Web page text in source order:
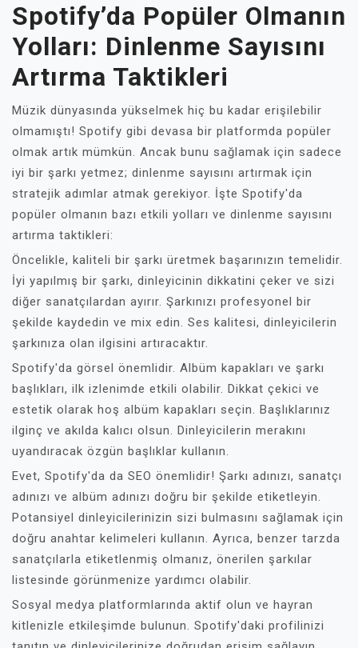
Spotify’da Popüler Olmanın
Yolları: Dinlenme Sayısını
Artırma Taktikleri
Müzik dünyasında yükselmek hiç bu kadar erişilebilir
olmamıştı! Spotify gibi devasa bir platformda popüler
olmak artık mümkün. Ancak bunu sağlamak için sadece
iyi bir şarkı yetmez; dinlenme sayısını artırmak için
stratejik adımlar atmak gerekiyor. İşte Spotify'da
popüler olmanın bazı etkili yolları ve dinlenme sayısını
artırma taktikleri:
Öncelikle, kaliteli bir şarkı üretmek başarınızın temelidir.
İyi yapılmış bir şarkı, dinleyicinin dikkatini çeker ve sizi
diğer sanatçılardan ayırır. Şarkınızı profesyonel bir
şekilde kaydedin ve mix edin. Ses kalitesi, dinleyicilerin
şarkınıza olan ilgisini artıracaktır.
Spotify'da görsel önemlidir. Albüm kapakları ve şarkı
başlıkları, ilk izlenimde etkili olabilir. Dikkat çekici ve
estetik olarak hoş albüm kapakları seçin. Başlıklarınız
ilginç ve akılda kalıcı olsun. Dinleyicilerin merakını
uyandıracak özgün başlıklar kullanın.
Evet, Spotify'da da SEO önemlidir! Şarkı adınızı, sanatçı
adınızı ve albüm adınızı doğru bir şekilde etiketleyin.
Potansiyel dinleyicilerinizin sizi bulmasını sağlamak için
doğru anahtar kelimeleri kullanın. Ayrıca, benzer tarzda
sanatçılarla etiketlenmiş olmanız, önerilen şarkılar
listesinde görünmenize yardımcı olabilir.
Sosyal medya platformlarında aktif olun ve hayran
kitlenizle etkileşimde bulunun. Spotify'daki profilinizi